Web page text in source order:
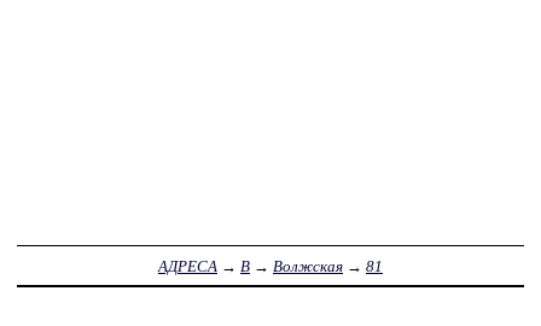
АДРЕСА → В → Волжская → 81